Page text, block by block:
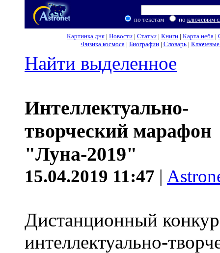
по текстам по ключевым
Картинка дня | Новости | Статьи | Книги | Карта неба |
Физика космоса| Биографии| Словарь| Ключевые
Найти выделенное
Интеллектуально-
творческий марафон
"Луна-2019"
15.04.2019 11:47 |
Дистанционный
интеллектуально-